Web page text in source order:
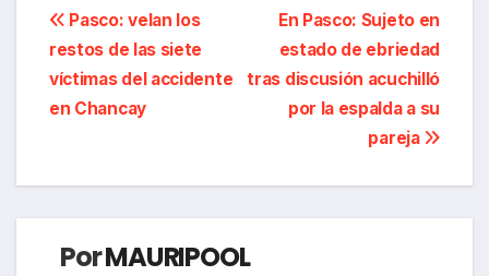
Navegación
de
entradas
En Pasco: Sujeto en
estado de ebriedad
tras discusión acuchilló
por la espalda a su
pareja
Pasco: velan los
restos de las siete
víctimas del accidente
en Chancay
PorMAURIPOOL